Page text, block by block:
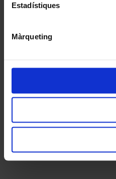
Estadístiques
Màrqueting